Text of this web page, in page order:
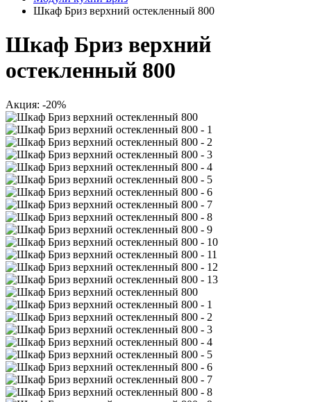
Шкаф Бриз верхний остекленный 800
Шкаф Бриз верхний
остекленный 800
Акция: -20%